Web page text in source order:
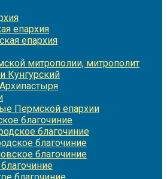
епархия
епархия
митрополии, митрополит
Кунгурский
Пермской епархии
благочиние
благочиние
благочиние
благочиние